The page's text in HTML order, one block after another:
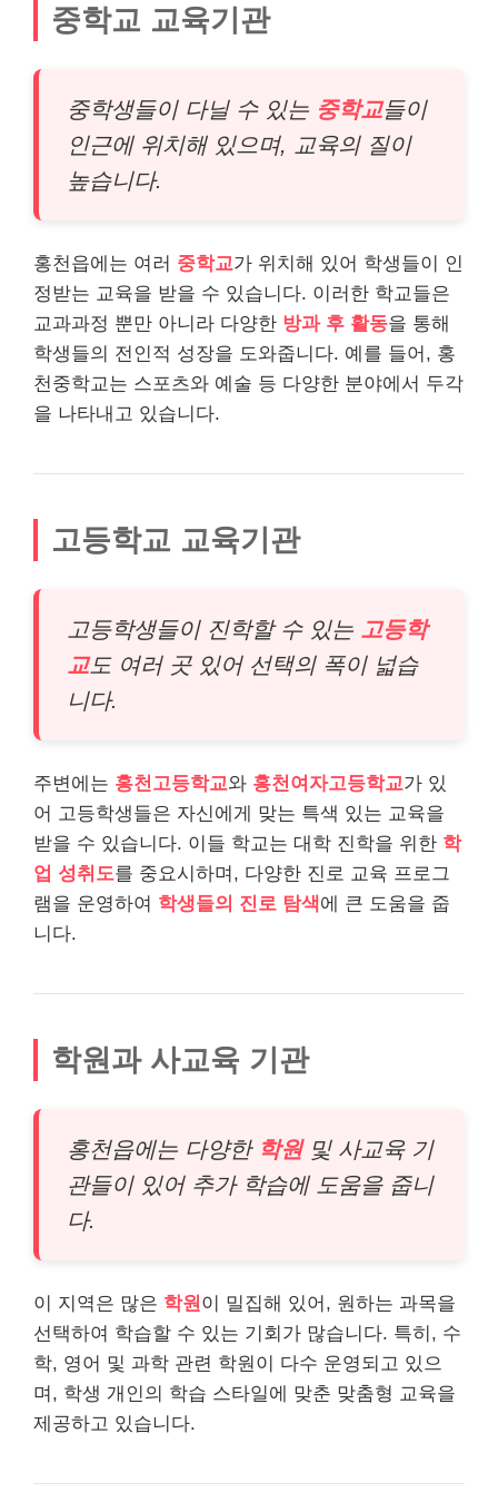
중학교 교육기관
중학생들이 다닐 수 있는 중학교들이
인근에 위치해 있으며, 교육의 질이
높습니다.
홍천읍에는 여러 중학교가 위치해 있어 학생들이 인
정받는 교육을 받을 수 있습니다. 이러한 학교들은
교과과정 뿐만 아니라 다양한 방과 후 활동을 통해
학생들의 전인적 성장을 도와줍니다. 예를 들어, 홍
천중학교는 스포츠와 예술 등 다양한 분야에서 두각
을 나타내고 있습니다.
고등학교 교육기관
고등학생들이 진학할 수 있는 고등학
교도 여러 곳 있어 선택의 폭이 넓습
니다.
주변에는 홍천고등학교와 홍천여자고등학교가 있
어 고등학생들은 자신에게 맞는 특색 있는 교육을
받을 수 있습니다. 이들 학교는 대학 진학을 위한 학
업 성취도를 중요시하며, 다양한 진로 교육 프로그
램을 운영하여 학생들의 진로 탐색에 큰 도움을 줍
니다.
학원과 사교육 기관
홍천읍에는 다양한 학원및 사교육 기
관들이 있어 추가 학습에 도움을 줍니
다.
이 지역은 많은 학원 이 밀집해 있어, 원하는 과목을
선택하여 학습할 수 있는 기회가 많습니다. 특히, 수
학, 영어 및 과학 관련 학원이 다수 운영되고 있으
며, 학생 개인의 학습 스타일에 맞춘 맞춤형 교육을
제공하고 있습니다.